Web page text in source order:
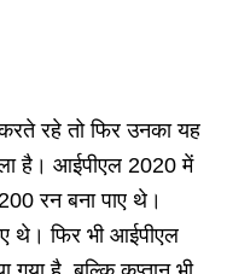
रहे तो फिर उनका यह
है। आईपीएल 2020 में
रन बना पाए थे।
थे। फिर भी आईपीएल